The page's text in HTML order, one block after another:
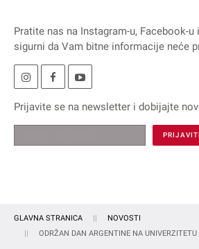
Pratite nas na Instagram-u, Facebook-u i
sigurni da Vam bitne informacije neće
Prijavite se na newsletter i dobijajte
GLAVNA STRANICA
NOVOSTI
ODRŽAN DAN ARGENTINE NA